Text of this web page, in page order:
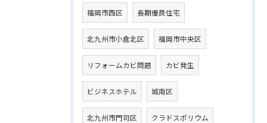
福岡市西区 長期優良住宅
北九州市小倉北区 福岡市中央区
リフォームカビ問題 カビ発生
ビジネスホテル 城南区
北九州市門司区 クラドスポリウム